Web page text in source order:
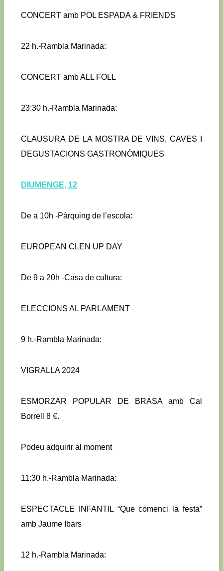
CONCERT amb POL ESPADA & FRIENDS
22 h.-Rambla Marinada:
CONCERT amb ALL FOLL
23:30 h.-Rambla Marinada:
CLAUSURA DE LA MOSTRA DE VINS, CAVES I
DEGUSTACIONS GASTRONÒMIQUES
DIUMENGE, 12
De a 10h -Pàrquing de l’escola:
EUROPEAN CLEN UP DAY
De 9 a 20h -Casa de cultura:
ELECCIONS AL PARLAMENT
9 h.-Rambla Marinada:
VIGRALLA 2024
ESMORZAR POPULAR DE BRASA amb Cal
Borrell 8 €.
Podeu adquirir al moment
11:30 h.-Rambla Marinada:
ESPECTACLE INFANTIL “Que comenci la festa”
amb Jaume Ibars
12 h.-Rambla Marinada: